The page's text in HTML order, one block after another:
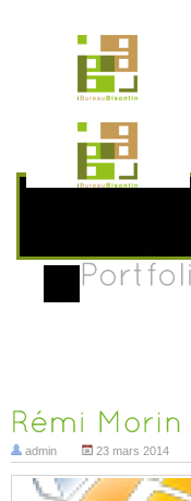
admin 23 mars 2014